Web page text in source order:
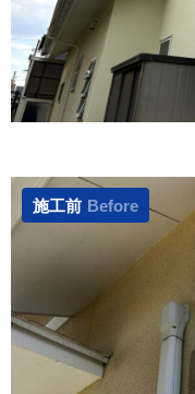
施工前 Before